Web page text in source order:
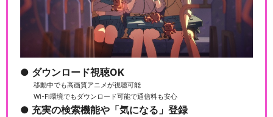
ダウンロード視聴OK
移動中でも高画質アニメが視聴可能
Wi-Fi環境でもダウンロード可能で通信料も安心
充実の検索機能や「気になる」登録